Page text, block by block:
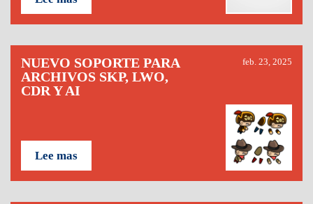
NUEVO SOPORTE PARA
ARCHIVOS SKP, LWO,
CDR Y AI
feb. 23, 2025
Lee mas